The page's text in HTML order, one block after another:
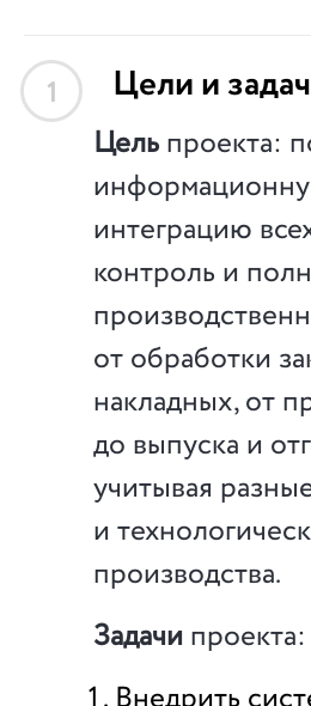
1 Цели и
Цельпроекта:
интеграцию
контроль и
от обработки
накладных, от
до выпуска и
учитывая
и
производства.
Задачи проекта: